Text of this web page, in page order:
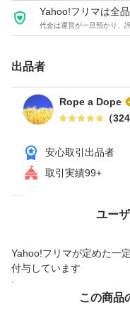
が、記載内容を理解
さい。と記載しても現
クーポン使える場合、
ルドクーポン」。 月
日）にもらえる事が多
ていない場合ありま
索して確認してくださ
フリマの週末とりま
【ゴールドクーポン
る（今までと変わらな
オクゴールドクーポ
Yahoo!フリマは全
代金は運営が一旦預かり、
出品者
Rope a Dope
（
安心取引出品者
取引実績99+
ユー
Yahoo!フリマが定めた一
付与しています
安心取引出品者
Yahoo!オークションで出
商品への質問からの値下
この商品
この商品をみている人